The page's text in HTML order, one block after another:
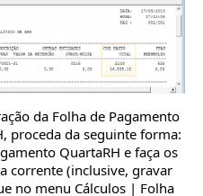
da Folha de Pagamento
proceda da seguinte forma:
QuartaRH e faça os
corrente (inclusive, gravar
no menu Cálculos | Folha